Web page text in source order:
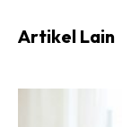
Artikel Lain